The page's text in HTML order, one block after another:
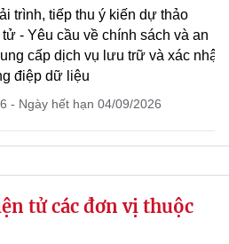
- 18 Nguyễn Du, TP. Hà Nội
Học và Công Nghệ
khi phát hành lại thông tin từ
trình, tiếp thu ý kiến dự thảo
- Yêu cầu về chính sách và an
cấp dịch vụ lưu trữ và xác nhận
điệp dữ liệu
- Ngày hết hạn 04/09/2026
tử các đơn vị thuộc